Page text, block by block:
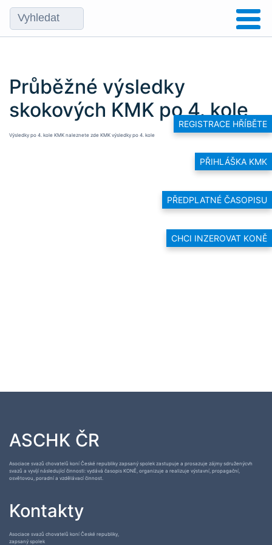
REGISTRACE HŘÍBĚTE
PŘIHLÁŠKA KMK
PŘEDPLATNÉ ČASOPISU
CHCI INZEROVAT KONĚ
Průběžné výsledky
skokových KMK po 4. kole
Výsledky po 4. kole KMK naleznete zde KMK výsledky po 4. kole
ASCHK ČR
Asociace svazů chovatelů koní České republiky zapsaný spolek zastupuje a prosazuje zájmy sdruženýcvh
svazů a vyvíjí následující činnosti: vydává časopis KONĚ, organizuje a realizuje výstavní, propagační,
osvětovou, poradní a vzdělávací činnost.
Kontakty
Asociace svazů chovatelů koní České republiky,
zapsaný spolek